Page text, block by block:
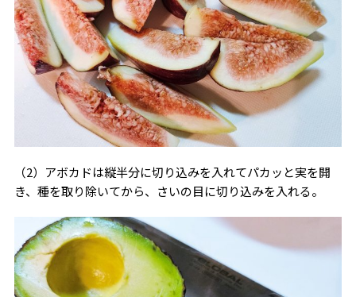
（2）アボカドは縦半分に切り込みを入れてパカッと実を開
き、種を取り除いてから、さいの目に切り込みを入れる。